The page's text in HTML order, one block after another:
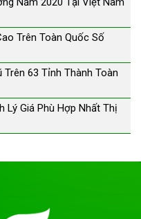
Trên Toàn Quốc Số
63 Tỉnh Thành Toàn
Lý Giá Phù Hợp Nhất Thị